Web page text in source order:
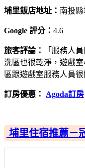
埔里飯店地址： 南投
Google 評分： 4.6
旅客評論：
「服務人
洗區也很乾淨，遊戲
區跟遊戲室服務人員很
訂房優惠： Agoda訂房
埔里住宿推薦－